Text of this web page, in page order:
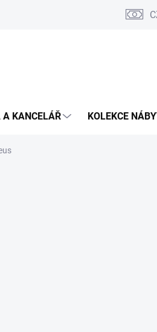
Podmínky ochrany osobních údajů
A KANCELÁŘ KOLEKCE